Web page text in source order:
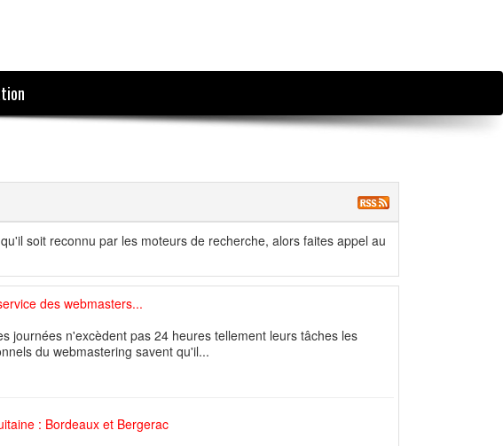
soit reconnu par les moteurs de recherche, alors faites appel au
des webmasters...
journées n'excèdent pas 24 heures tellement leurs tâches les
du webmastering savent qu'il...
: Bordeaux et Bergerac